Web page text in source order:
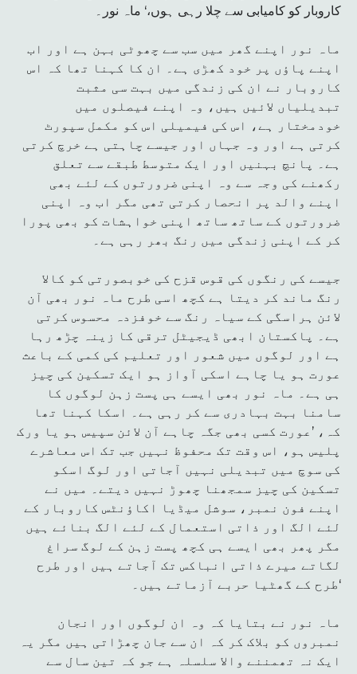
کاروبار کو کامیابی سے چلا رہی ہوں،‘ ماہ نور۔
ماہ نور اپنے گھر میں سب سے چھوٹی بہن ہے اور اب
اپنے پاؤں پر خود کھڑی ہے۔ ان کا کہنا تھا کہ اس
کاروبار نے ان کی زندگی میں بہت سی مثبت
تبدیلیاں لائیں ہیں، وہ اپنے فیصلوں میں
خودمختار ہے، اس کی فیمیلی اس کو مکمل سپورٹ
کرتی ہے اور وہ جہاں اور جیسے چاہتی ہے خرچ کرتی
ہے۔ پانچ بہنیں اور ایک متوسط طبقے سے تعلق
رکھنے کی وجہ سے وہ اپنی ضرورتوں کے لئے بھی
اپنے والد پر انحصار کرتی تھی مگر اب وہ اپنی
ضرورتوں کے ساتھ ساتھ اپنی خواہشات کو بھی پورا
کر کے اپنی زندگی میں رنگ بھر رہی ہے۔
جیسے کی رنگوں کی قوس قزح کی خوبصورتی کو کالا
رنگ ماند کر دیتا ہے کچھ اسی طرح ماہ نور بھی آن
لائن ہراسگی کے سیاہ رنگ سے خوفزدہ محسوس کرتی
ہے۔ پاکستان ابھی ڈیجیٹل ترقی کا زینہ چڑھ رہا
ہے اور لوگوں میں شعور اور تعلیم کی کمی کے باعث
عورت ہو یا چاہے اسکی آواز ہو ایک تسکین کی چیز
ہی ہے۔ ماہ نور بھی ایسے ہی پست زہن لوگوں کا
سامنا بہت بہادری سے کر رہی ہے۔ اسکا کہنا تھا
کہ، ’عورت کسی بھی جگہ چاہے آن لائن سپیس ہو یا ورک
پلیس ہو، اس وقت تک محفوظ نہیں جب تک اس معاشرے
کی سوچ میں تبدیلی نہیں آجاتی اور لوگ اسکو
تسکین کی چیز سمجھنا چھوڑ نہیں دیتے۔ میں نے
اپنے فون نمبر، سوشل میڈیا اکاؤنٹس کاروبار کے
لئے الگ اور ذاتی استعمال کے لئے الگ بنائے ہیں
مگر پھر بھی ایسے ہی کچھ پست زہن کے لوگ سراغ
لگاتے میرے ذاتی انباکس تک آجاتے ہیں اور طرح
طرح کے گھٹیا حربے آزماتے ہیں۔‘
ماہ نور نے بتایا کہ وہ ان لوگوں اور انجان
نمبروں کو بلاک کر کہ ان سے جان چھڑاتی ہیں مگر یہ
ایک نہ تھمننے والا سلسلہ ہے جو کہ تین سال سے